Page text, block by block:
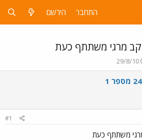
התחבר הירשם
מרגי משתתף כעת
פ
ו
ר
ר
29/8/10
#1
משתתף כעת